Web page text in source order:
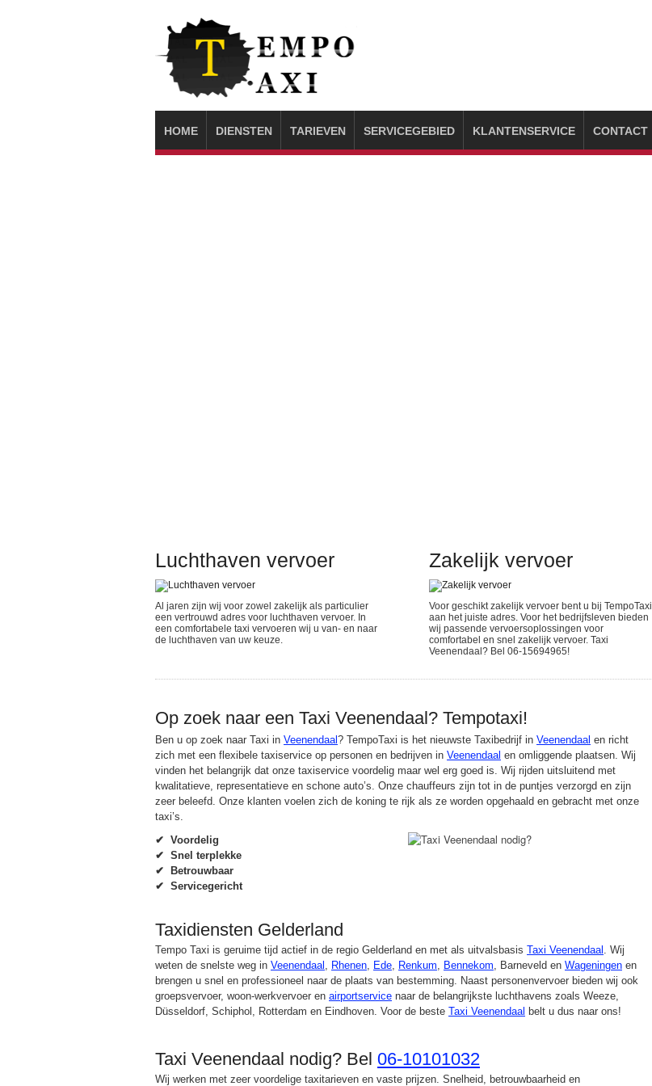
HOME DIENSTEN TARIEVEN SERVICEGEBIED KLANTENSERVICE CONTACT
Luchthaven vervoer
Al jaren zijn wij voor zowel zakelijk als particulier
een vertrouwd adres voor luchthaven vervoer. In
een comfortabele taxi vervoeren wij u van- en naar
de luchthaven van uw keuze.
Zakelijk vervoer
Voor geschikt zakelijk vervoer bent u bij TempoTaxi
aan het juiste adres. Voor het bedrijfsleven bieden
wij passende vervoersoplossingen voor
comfortabel en snel zakelijk vervoer. Taxi
Veenendaal? Bel 06-15694965!
Op zoek naar een Taxi Veenendaal? Tempotaxi!
Ben u op zoek naar Taxi in Veenendaal? TempoTaxi is het nieuwste Taxibedrijf in Veenendaal en richt
zich met een flexibele taxiservice op personen en bedrijven in Veenendaal en omliggende plaatsen. Wij
vinden het belangrijk dat onze taxiservice voordelig maar wel erg goed is. Wij rijden uitsluitend met
kwalitatieve, representatieve en schone auto’s. Onze chauffeurs zijn tot in de puntjes verzorgd en zijn
zeer beleefd. Onze klanten voelen zich de koning te rijk als ze worden opgehaald en gebracht met onze
taxi’s.
✔ Voordelig
✔ Snel terplekke
✔ Betrouwbaar
✔ Servicegericht
Taxidiensten Gelderland
Tempo Taxi is geruime tijd actief in de regio Gelderland en met als uitvalsbasis Taxi Veenendaal . Wij
weten de snelste weg in Veenendaal , Rhenen, Ede, Renkum, Bennekom, Barneveld en Wageningen en
brengen u snel en professioneel naar de plaats van bestemming. Naast personenvervoer bieden wij ook
groepsvervoer, woon-werkvervoer en airportservice naar de belangrijkste luchthavens zoals Weeze,
Düsseldorf, Schiphol, Rotterdam en Eindhoven. Voor de beste Taxi Veenendaal belt u dus naar ons!
Taxi Veenendaal nodig? Bel 06-10101032
Wij werken met zeer voordelige taxitarieven en vaste prijzen. Snelheid, betrouwbaarheid en